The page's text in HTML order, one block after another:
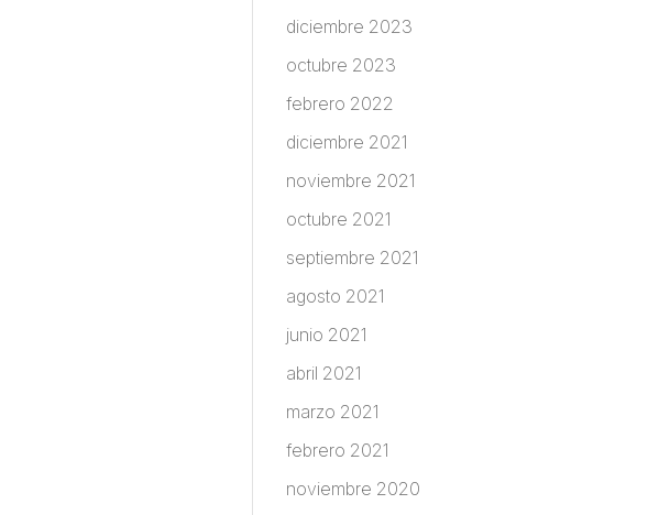
diciembre 2023
octubre 2023
febrero 2022
diciembre 2021
noviembre 2021
octubre 2021
septiembre 2021
agosto 2021
junio 2021
abril 2021
marzo 2021
febrero 2021
noviembre 2020